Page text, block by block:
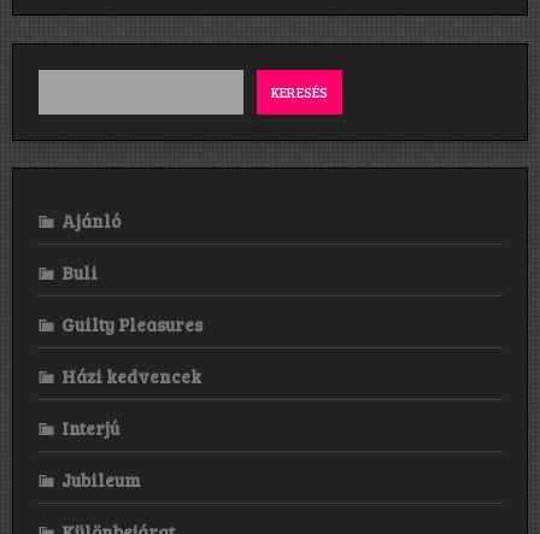
(1994)
KERESÉS
Ajánló
Buli
Guilty Pleasures
Házi kedvencek
Interjú
Jubileum